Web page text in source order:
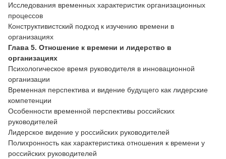
Исследования временных характеристик организационных
процессов
Конструктивистский подход к изучению времени в
организациях
Глава 5. Отношение к времени и лидерство в
организациях
Психологическое время руководителя в инновационной
организации
Временная перспектива и видение будущего как лидерские
компетенции
Особенности временной перспективы российских
руководителей
Лидерское видение у российских руководителей
Полихронность как характеристика отношения к времени у
российских руководителей